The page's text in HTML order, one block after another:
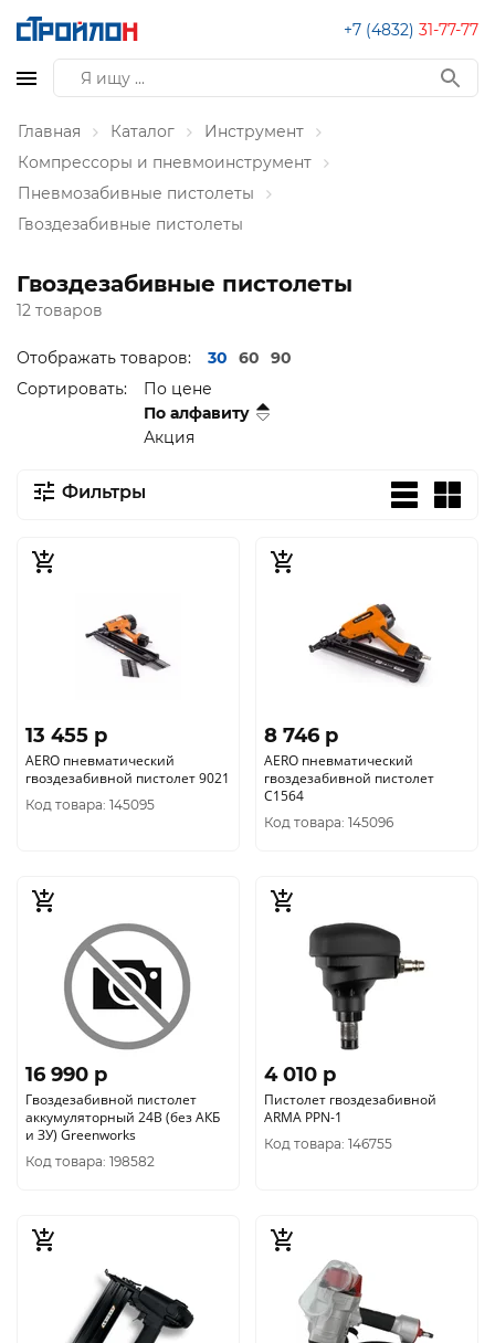
+7 (4832) 31-77-77
Главная Каталог
Инструмент
Компрессоры и пневмоинструмент
Пневмозабивные пистолеты
Гвоздезабивные пистолеты
Гвоздезабивные пистолеты
12 товаров
Отображать товаров: 30 60
90
Сортировать:
По цене
По алфавиту
Акция
Фильтры
13 455 p
AERO пневматический
гвоздезабивной пистолет 9021
Код товара: 145095
8 746 p
AERO пневматический
гвоздезабивной пистолет
C1564
Код товара: 145096
16 990 p
Гвоздезабивной пистолет
аккумуляторный 24В (без АКБ
и ЗУ) Greenworks
Код товара: 198582
4 010 p
Пистолет гвоздезабивной
ARMA PPN-1
Код товара: 146755